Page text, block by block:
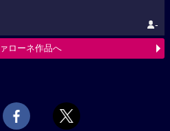
-
ローネ作品へ